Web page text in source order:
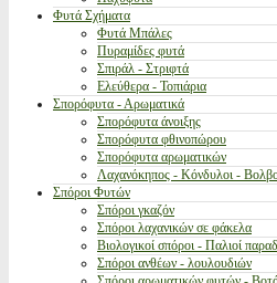
Φυτά Σχήματα
Φυτά Μπάλες
Πυραμίδες φυτά
Σπιράλ - Στριφτά
Ελεύθερα - Τοπιάρια
Σπορόφυτα - Αρωματικά
Σπορόφυτα άνοιξης
Σπορόφυτα φθινοπώρου
Σπορόφυτα αρωματικών
Λαχανόκηπος - Κόνδυλοι -
Σπόροι Φυτών
Σπόροι γκαζόν
Σπόροι λαχανικών σε φάκελα
Βιολογικοί σπόροι - Παλιοί
Σπόροι ανθέων - λουλουδιών